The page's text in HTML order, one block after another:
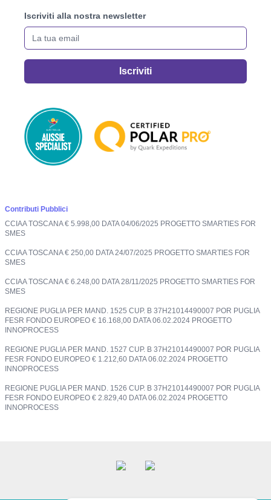
Iscriviti alla nostra newsletter
La tua email
Iscriviti
Contributi Pubblici
CCIAA TOSCANA € 5.998,00 DATA 04/06/2025 PROGETTO SMARTIES FOR
SMES
CCIAA TOSCANA € 250,00 DATA 24/07/2025 PROGETTO SMARTIES FOR
SMES
CCIAA TOSCANA € 6.248,00 DATA 28/11/2025 PROGETTO SMARTIES FOR
SMES
REGIONE PUGLIA PER MAND. 1525 CUP. B 37H21014490007 POR PUGLIA
FESR FONDO EUROPEO € 16.168,00 DATA 06.02.2024 PROGETTO
INNOPROCESS
REGIONE PUGLIA PER MAND. 1527 CUP. B 37H21014490007 POR PUGLIA
FESR FONDO EUROPEO € 1.212,60 DATA 06.02.2024 PROGETTO
INNOPROCESS
REGIONE PUGLIA PER MAND. 1526 CUP. B 37H21014490007 POR PUGLIA
FESR FONDO EUROPEO € 2.829,40 DATA 06.02.2024 PROGETTO
INNOPROCESS